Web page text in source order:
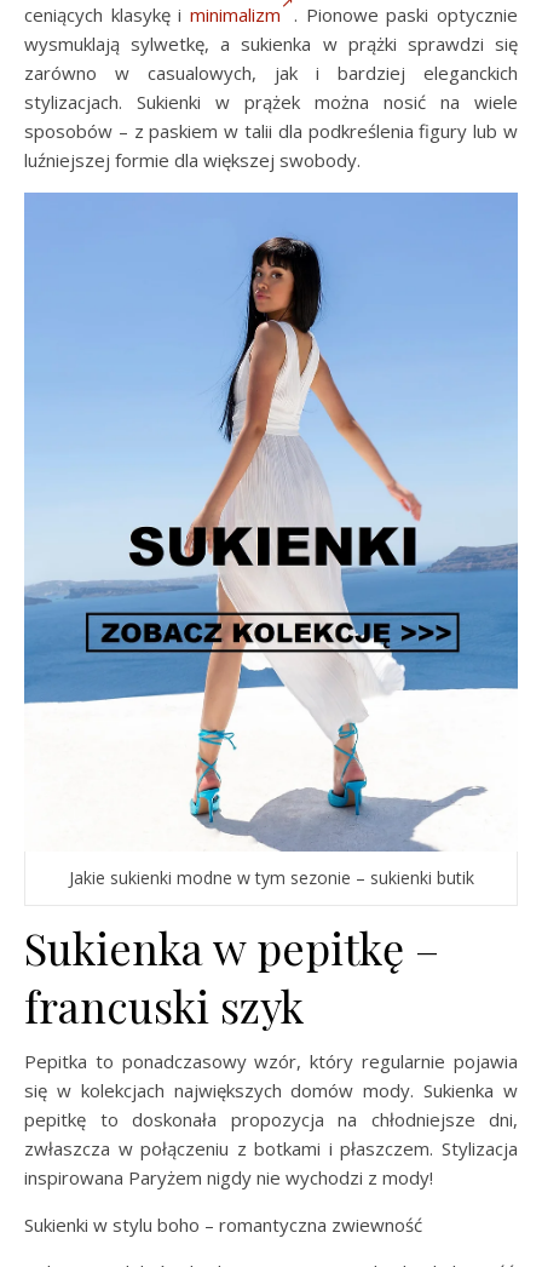
ceniących klasykę i minimalizm
. Pionowe paski optycznie
wysmuklają sylwetkę, a sukienka w prążki sprawdzi się
zarówno w casualowych, jak i bardziej eleganckich
stylizacjach. Sukienki w prążek można nosić na wiele
sposobów – z paskiem w talii dla podkreślenia figury lub w
luźniejszej formie dla większej swobody.
Jakie sukienki modne w tym sezonie – sukienki butik
Sukienka w pepitkę –
francuski szyk
Pepitka to ponadczasowy wzór, który regularnie pojawia
się w kolekcjach największych domów mody. Sukienka w
pepitkę to doskonała propozycja na chłodniejsze dni,
zwłaszcza w połączeniu z botkami i płaszczem. Stylizacja
inspirowana Paryżem nigdy nie wychodzi z mody!
Sukienki w stylu boho – romantyczna zwiewność